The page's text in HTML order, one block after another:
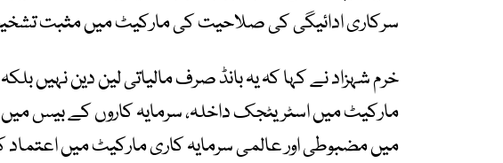
سرکاری ادائیگی کی صلاحیت کی مارکیٹ میں مثبت
خرم شہزاد نے کہا کہ یہ بانڈ صرف مالیاتی لین دین نہیں
مارکیٹ میں اسٹریٹجک داخلہ، سرمایہ کاروں کے بیس میں
میں مضبوطی اور عالمی سرمایہ کاری مارکیٹ میں